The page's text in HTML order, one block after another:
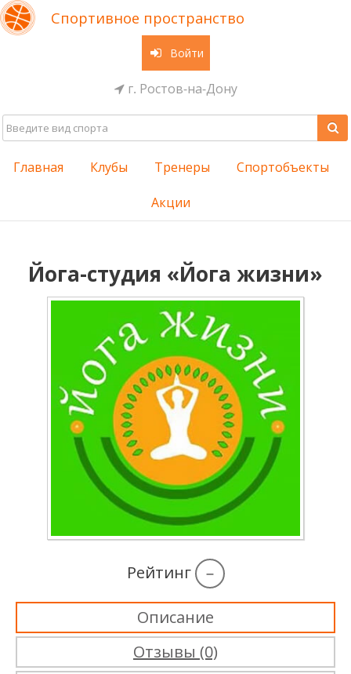
Спортивное пространство
Войти
г. Ростов-на-Дону
Главная Клубы Тренеры Спортобъекты
Акции
Йога-студия «Йога жизни»
Рейтинг –
Описание
Отзывы (0)